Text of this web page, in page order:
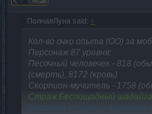
ПолнаяЛуна said: ↑
Кол-во очко опыта (ОО) за
Персонаж 87 уровня:
Песочный человечек - 818
(смерть), 8172 (кровь)
Скорпион-мучитель - 1758
Страж Беспощадный
Элитный соперник шадайган-